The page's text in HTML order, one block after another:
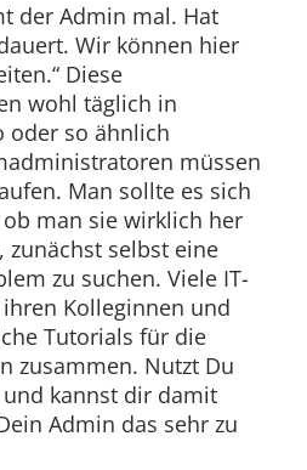
der Admin mal. Hat
Wir können hier
Diese
wohl täglich in
oder so ähnlich
müssen
Man sollte es sich
man sie wirklich her
zunächst selbst eine
zu suchen. Viele IT-
Kolleginnen und
Tutorials für die
zusammen. Nutzt Du
kannst dir damit
Admin das sehr zu